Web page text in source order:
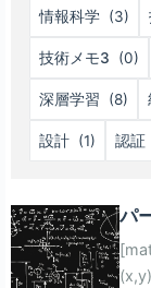
情報科学 (3)
技術メモ3 (0)
深層学習 (8)
設計 (1) 認証
パ